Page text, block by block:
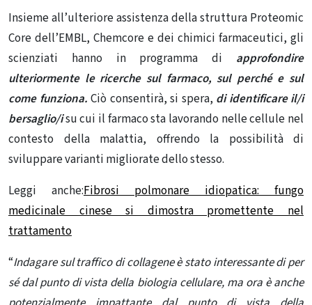
Insieme all’ulteriore assistenza della struttura Proteomic
Core dell’EMBL, Chemcore e dei chimici farmaceutici, gli
scienziati hanno in programma di approfondire
ulteriormente le ricerche sul farmaco, sul perché e sul
come funziona. Ciò consentirà, si spera, di identificare il/i
bersaglio/isu cui il farmaco sta lavorando nelle cellule nel
contesto della malattia, offrendo la possibilità di
sviluppare varianti migliorate dello stesso.
Leggi anche:Fibrosi polmonare idiopatica: fungo
medicinale cinese si dimostra promettente nel
trattamento
“Indagare sul traffico di collagene è stato interessante di per
sé dal punto di vista della biologia cellulare, ma ora è anche